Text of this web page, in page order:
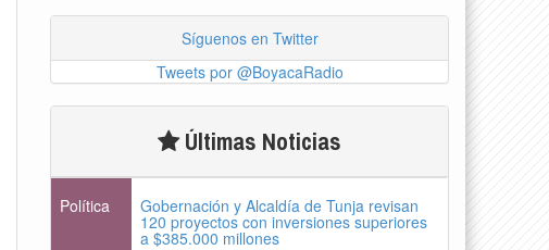
Síguenos en Twitter
Tweets por @BoyacaRadio
Últimas Noticias
Política Gobernación y Alcaldía de Tunja revisan
120 proyectos con inversiones superiores
a $385.000 millones